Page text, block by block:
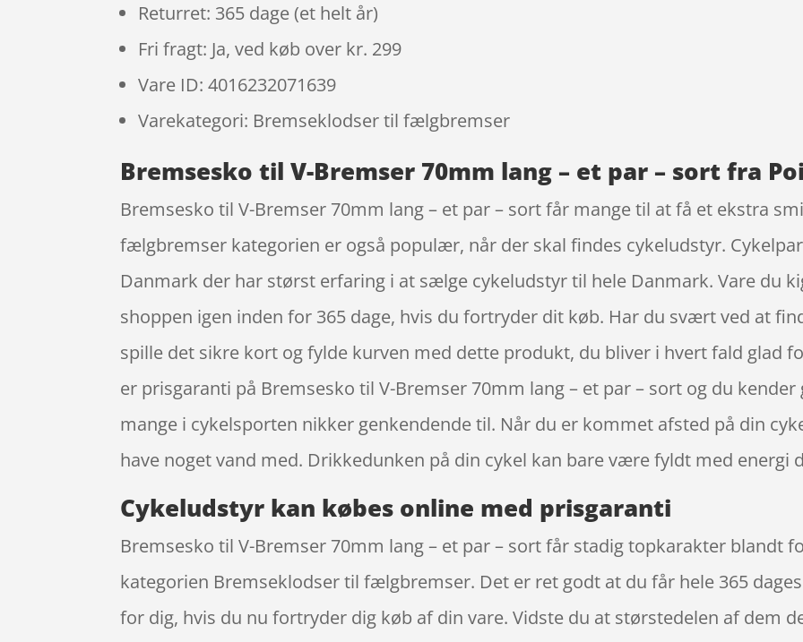
Returret: 365 dage (et helt år)
Fri fragt: Ja, ved køb over kr. 299
Vare ID: 4016232071639
Varekategori: Bremseklodser til fælgbremser
Bremsesko til V-Bremser 70mm lang – et par – sort fra
Bremsesko til V-Bremser 70mm lang – et par – sort får mange til at få et ekstra
fælgbremser kategorien er også populær, når der skal findes cykeludstyr.
Danmark der har størst erfaring i at sælge cykeludstyr til hele Danmark. Vare du
shoppen igen inden for 365 dage, hvis du fortryder dit køb. Har du svært ved at
spille det sikre kort og fylde kurven med dette produkt, du bliver i hvert fald glad
er prisgaranti på Bremsesko til V-Bremser 70mm lang – et par – sort og du
mange i cykelsporten nikker genkendende til. Når du er kommet afsted på din
have noget vand med. Drikkedunken på din cykel kan bare være fyldt med energi
Cykeludstyr kan købes online med prisgaranti
Bremsesko til V-Bremser 70mm lang – et par – sort får stadig topkarakter blandt
kategorien Bremseklodser til fælgbremser. Det er ret godt at du får hele 365
for dig, hvis du nu fortryder dig køb af din vare. Vidste du at størstedelen af dem